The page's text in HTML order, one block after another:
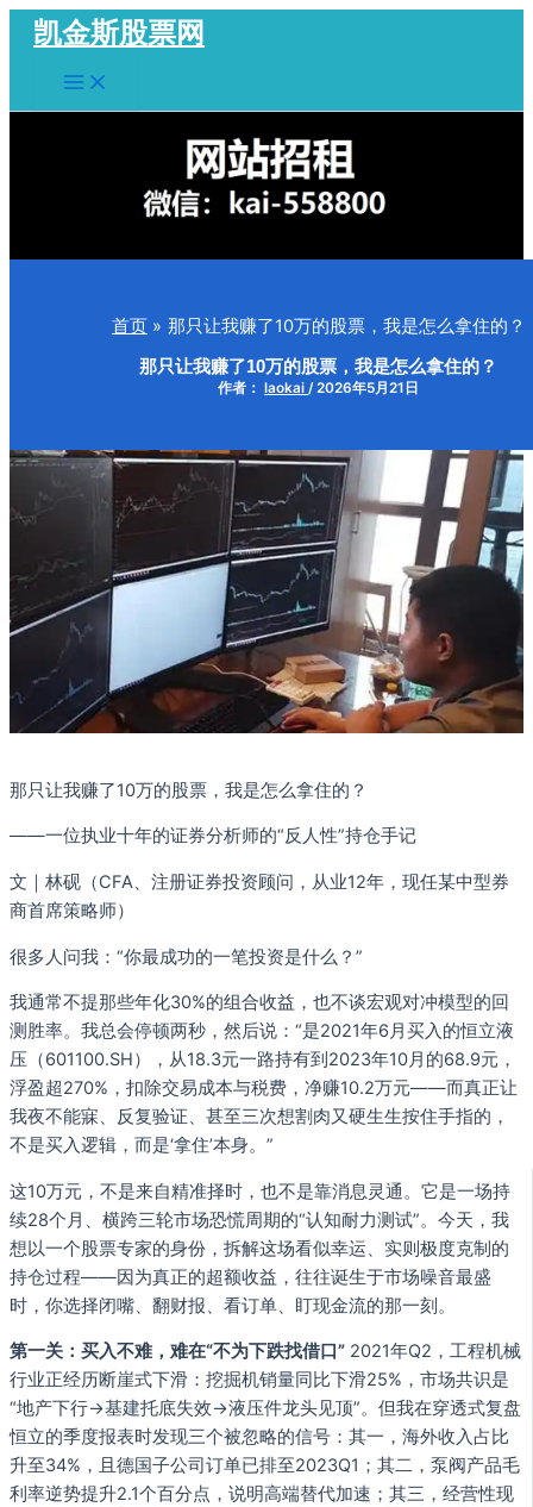
容
凯金斯股票网
Main
Menu
首页 那只让我赚了10万的股票，我是怎么拿住的？
那只让我赚了10万的股票，我是怎么拿住的？
作者： laokai /2026年5月21日
那只让我赚了10万的股票，我是怎么拿住的？
——一位执业十年的证券分析师的“反人性”持仓手记
文｜林砚（CFA、注册证券投资顾问，从业12年，现任某中型券
商首席策略师）
很多人问我：“你最成功的一笔投资是什么？”
我通常不提那些年化30%的组合收益，也不谈宏观对冲模型的回
测胜率。我总会停顿两秒，然后说：“是2021年6月买入的恒立液
压（601100.SH），从18.3元一路持有到2023年10月的68.9元，
浮盈超270%，扣除交易成本与税费，净赚10.2万元——而真正让
我夜不能寐、反复验证、甚至三次想割肉又硬生生按住手指的，
不是买入逻辑，而是‘拿住’本身。”
这10万元，不是来自精准择时，也不是靠消息灵通。它是一场持
续28个月、横跨三轮市场恐慌周期的“认知耐力测试”。今天，我
想以一个股票专家的身份，拆解这场看似幸运、实则极度克制的
持仓过程——因为真正的超额收益，往往诞生于市场噪音最盛
时，你选择闭嘴、翻财报、看订单、盯现金流的那一刻。
第一关：买入不难，难在“不为下跌找借口” 2021年Q2，工程机械
行业正经历断崖式下滑：挖掘机销量同比下滑25%，市场共识是
“地产下行→基建托底失效→液压件龙头见顶”。但我在穿透式复盘
恒立的季度报表时发现三个被忽略的信号：其一，海外收入占比
升至34%，且德国子公司订单已排至2023Q1；其二，泵阀产品毛
利率逆势提升2.1个百分点，说明高端替代加速；其三，经营性现